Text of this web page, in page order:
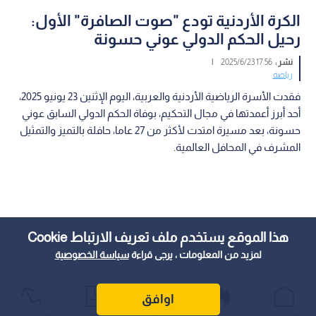
هذا الموقع يستخدم ملف تعريف الارتباط Cookie
لمزيد من المعلومات ، يرجى قراءةسياسة الخصوصية
اوافق
الكرة الأردنية تودع "صوت الصافرة" الأول:
رحيل الحكم الدولي عوني حسونة
نشر :17:56 2025/6/23
|
رياضة
فقدت الأسرة الرياضية الأردنية والعربية، اليوم الإثنين 23 يونيو 2025،
أحد أبرز أعمدتها في مجال التحكيم، بوفاة الحكم الدولي السابق عوني
حسونة، بعد مسيرة امتدت لأكثر من 27 عاما، حافلة بالتميز والتمثيل
المشرف في المحافل العالمية.